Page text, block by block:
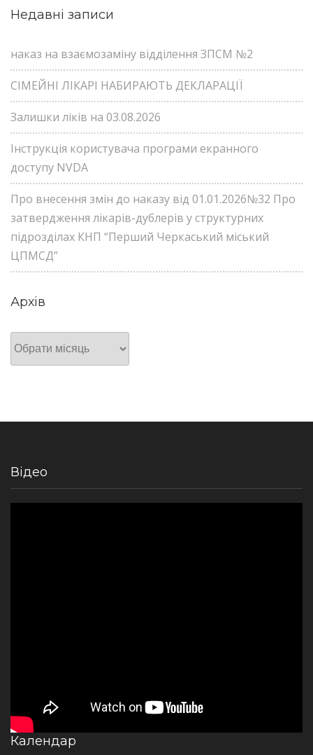
Недавні записи
наказ на взаємозаміну відділення ЗПСМ №2
СІМЕЙНІ ЛІКАРІ НАБИРАЮТЬ ДЕКЛАРАЦІЇ
Залишки ліків на 03.08.2026
Інструкція користувача програми екранного
доступу NVDA
Про внесення змін до наказу від 01.01.2026№32 Про
затвердження лікарів-дублерів у структурних
підрозділах КНП “Перший Черкаський міський
ЦПМСД”
Архів
Архів
Відео
Календар